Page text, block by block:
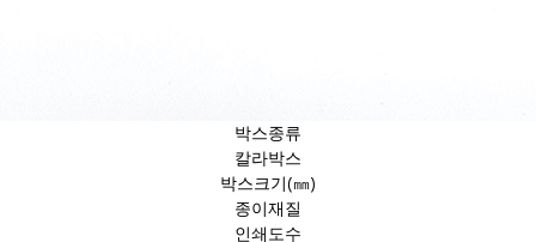
박스종류
칼라박스
박스크기(㎜)
종이재질
인쇄도수